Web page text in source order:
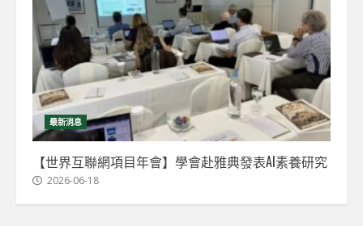
最新消息
【世界互聯網項目年會】學會赴雅典發表AI素養研究
2026-06-18